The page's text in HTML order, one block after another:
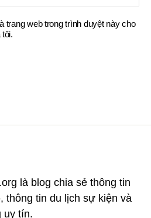
trang web trong trình duyệt này cho
.org là blog chia sẻ thông tin
thông tin du lịch sự kiện và
uy tín.